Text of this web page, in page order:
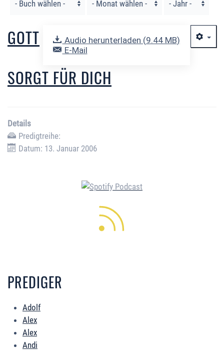
Audio herunterladen (9.44 MB)
E-Mail
GOTT
SORGT FÜR DICH
Details
Predigtreihe:
Datum: 13. Januar 2006
PREDIGER
Adolf
Alex
Alex
Andi